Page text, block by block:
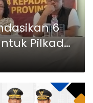
6
Pilkada
Utara